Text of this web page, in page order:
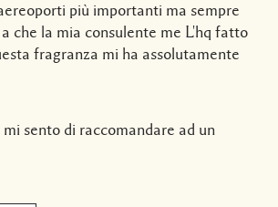
più importanti ma sempre
che la mia consulente me L'hq fatto
fragranza mi ha assolutamente
mi sento di raccomandare ad un